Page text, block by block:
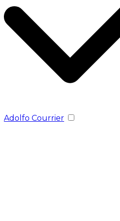
Adolfo Courrier